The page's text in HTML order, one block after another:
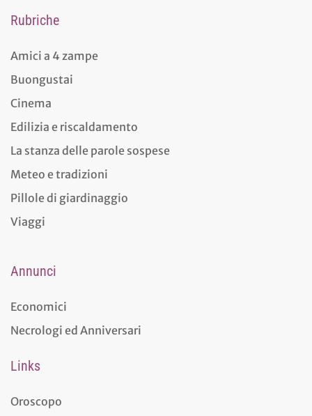
Rubriche
Amici a 4 zampe
Buongustai
Cinema
Edilizia e riscaldamento
La stanza delle parole sospese
Meteo e tradizioni
Pillole di giardinaggio
Viaggi
Annunci
Economici
Necrologi ed Anniversari
Links
Oroscopo